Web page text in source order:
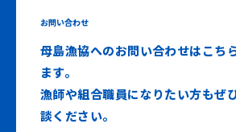
お問い合わせ
母島漁協へのお問い合わせはこち
ます。
漁師や組合職員になりたい方もぜ
談ください。